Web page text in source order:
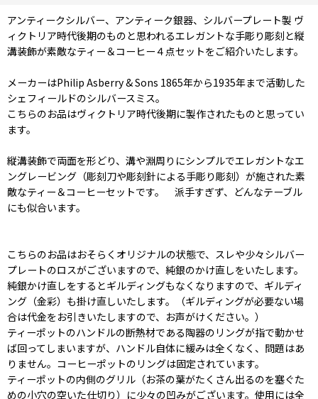
アンティークシルバー、アンティーク銀器、シルバープレート製 ヴ
ィクトリア時代後期のものと思われるエレガントな手彫り彫刻と縦
溝装飾が素敵なティー＆コーヒー４点セットをご紹介いたします。
メーカーはPhilip Asberry & Sons 1865年から1935年まで活動した
シェフィールドのシルバースミス。
こちらのお品はヴィクトリア時代後期に製作されたものと思ってい
ます。
縦溝装飾で両面を形どり、溝や淵周りにシンプルでエレガントなエ
ングレービング（彫刻刀や彫刻針による手彫り彫刻）が施された素
敵なティー＆コーヒーセットです。 派手すぎず、どんなテーブル
にも似合います。
こちらのお品はおそらくオリジナルの状態で、スレや少々シルバー
プレートのロスがございますので、純銀のかけ直しをいたします。
純銀かけ直しをするとギルディングもなくなりますので、ギルディ
ング（金彩）も掛け直しいたします。（ギルディングが必要ない場
合は代金をお引きいたしますので、お声がけください。）
ティーポットのハンドルの断熱材である陶器のリングが指で動かせ
ば回ってしまいますが、ハンドル自体に緩みは全くなく、問題はあ
りません。コーヒーポットのリングは固定されています。
ティーポットの内側のグリル（お茶の葉がたくさん出るのを塞ぐた
めの小穴の空いた仕切り）に少々の凹みがございます。使用には全